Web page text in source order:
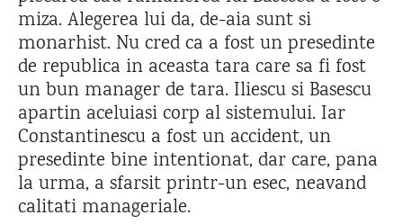
miza. Alegerea lui da, de-aia sunt si
monarhist. Nu cred ca a fost un presedinte
de republica in aceasta tara care sa fi fost
un bun manager de tara. Iliescu si Basescu
apartin aceluiasi corp al sistemului. Iar
Constantinescu a fost un accident, un
presedinte bine intentionat, dar care, pana
la urma, a sfarsit printr-un esec, neavand
calitati manageriale.